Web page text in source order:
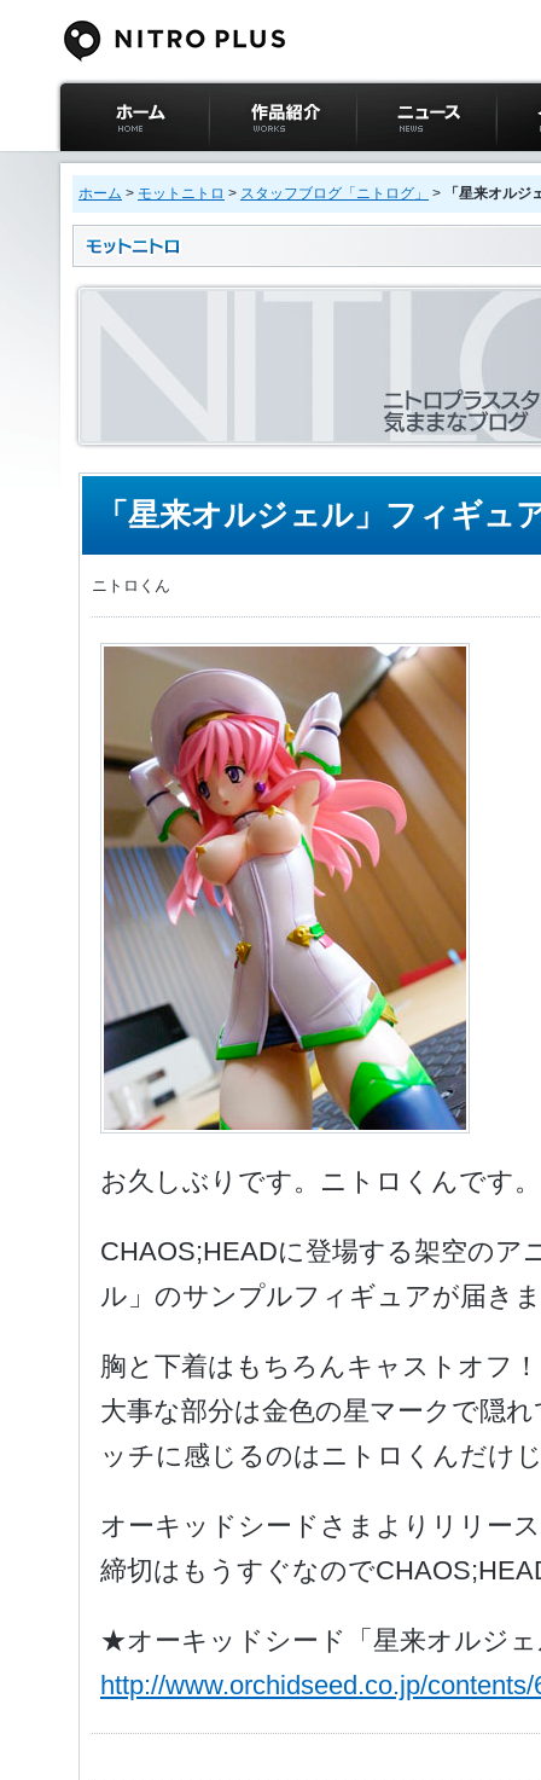
ニトロプラス公式
サイト ホーム
作品紹介 ニュース イベ
ホーム > モットニトロ > スタッフブログ「ニトログ」 > 「星来オルジ
「星来オルジェル」フィギュ
ニトロくん
お久しぶりです。ニトロくんです。
CHAOS;HEADに登場する架空のア
ル」のサンプルフィギュアが届き
胸と下着はもちろんキャストオフ！
大事な部分は金色の星マークで隠
ッチに感じるのはニトロくんだけ
オーキッドシードさまよりリリー
締切はもうすぐなので
★オーキッドシード「星来オルジ
http://www.orchidseed.co.jp/contents/